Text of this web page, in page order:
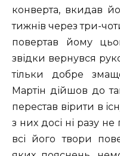
конверта, вкидав
тижнів через три-
повертав йому
звідки вернувся
тільки добре
Мартін дійшов до
перестав вірити в
з них досі ні разу
всі його твори